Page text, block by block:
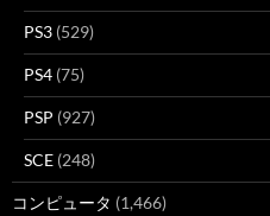
PS3 (529)
PS4 (75)
PSP (927)
SCE (248)
コンピュータ (1,466)